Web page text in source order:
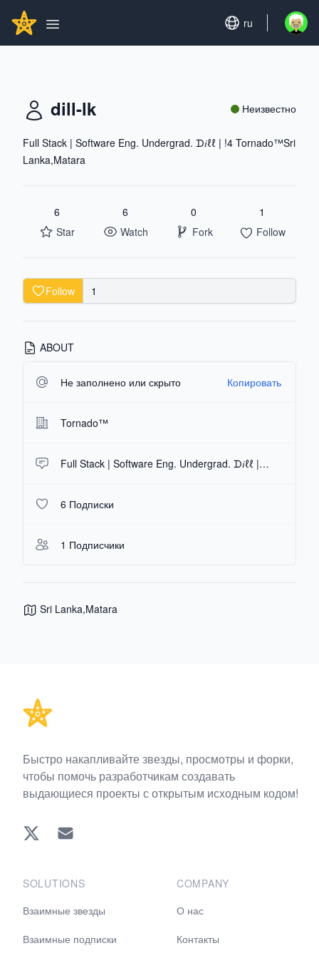
GITHUBSTAR
Open main menu
Set language
ru Open
dill-lk Неизвестно
Full Stack | Software Eng. Undergrad. ᗪ𝑖ℓℓ | !4 Tornado™Sri
Lanka,Matara
6
Star
6
Watch
0
Fork
1
Follow
Follow 1
ABOUT
Не заполнено или скрыто Копировать
Tornado™
Full Stack | Software Eng. Undergrad. ᗪ𝑖ℓℓ | !4
6 Подписки
1 Подписчики
Sri Lanka,Matara
Быстро накапливайте звезды, просмотры и форки,
чтобы помочь разработчикам создавать
выдающиеся проекты с открытым исходным кодом!
Twitter EMAIL
SOLUTIONS
Взаимные звезды
Взаимные подписки
COMPANY
О нас
Контакты